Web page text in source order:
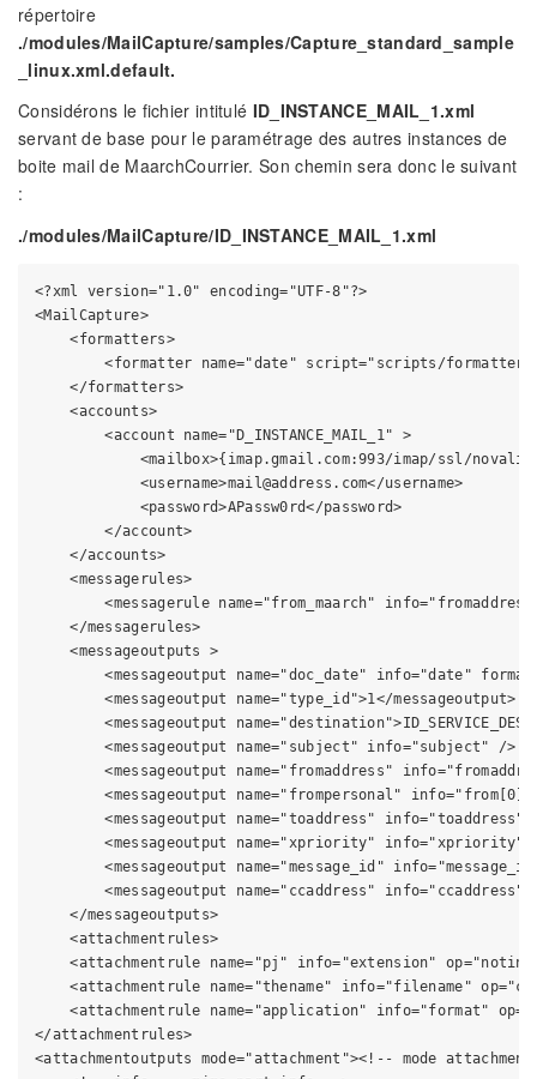
répertoire
./modules/MailCapture/samples/Capture_standard_sample
_linux.xml.default.
Considérons le fichier intitulé ID_INSTANCE_MAIL_1.xml
servant de base pour le paramétrage des autres instances de
boite mail de MaarchCourrier. Son chemin sera donc le suivant
:
./modules/MailCapture/ID_INSTANCE_MAIL_1.xml
<?xml version="1.0" encoding="UTF-8"?>
<MailCapture>
    <formatters>
<formatter name="date" script="scripts/
    </formatters>
    <accounts>
        <account name="D_INSTANCE_MAIL_1" >
<mailbox>{imap.gmail.com:993/imap/ssl/
            <username>mail@address.com</username>
            <password>APassw0rd</password>
        </account>
    </accounts>
    <messagerules>
<messagerule name="from_maarch"
    </messagerules>
    <messageoutputs >
<messageoutput name="doc_date" info="date"
        <messageoutput name="type_id">1</messageoutput>
<messageoutput
        <messageoutput name="subject" info="subject" />
<messageoutput name="fromaddress"
<messageoutput name="frompersonal"
<messageoutput name="toaddress" info="toaddress"
<messageoutput name="xpriority" info="xpriority"
<messageoutput name="message_id"
<messageoutput name="ccaddress" info="ccaddress"
    </messageoutputs>
    <attachmentrules>
<attachmentrule name="pj" info="extension"
<attachmentrule name="thename" info="filename"
<attachmentrule name="application" info="format"
</attachmentrules>
<attachmentoutputs mode="attachment"><!-- mode